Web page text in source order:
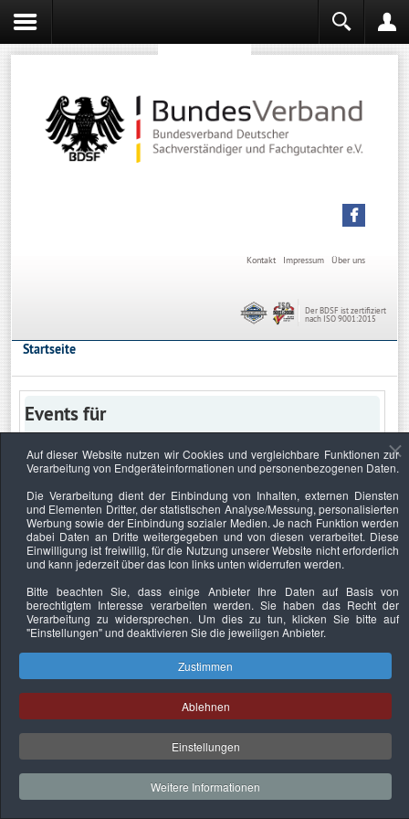
Über uns
Impressum
Kontakt
Der BDSF ist zertifiziert
nach ISO 9001:2015
Startseite
Events für
Keine Termine
Datenschutzerklärung Urheberrechtsnachweise Nachhaltigkeit
Copyright © 2026. Bundesverband Deutscher
Sachverständiger und Fachgutachter e.V..
Auf dieser Website nutzen wir Cookies und vergleichbare Funktionen zur
Verarbeitung von Endgeräteinformationen und personenbezogenen Daten.
Die Verarbeitung dient der Einbindung von Inhalten, externen Diensten
und Elementen Dritter, der statistischen Analyse/Messung, personalisierten
Werbung sowie der Einbindung sozialer Medien. Je nach Funktion werden
dabei Daten an Dritte weitergegeben und von diesen verarbeitet. Diese
Einwilligung ist freiwillig, für die Nutzung unserer Website nicht erforderlich
und kann jederzeit über das Icon links unten widerrufen werden.
Bitte beachten Sie, dass einige Anbieter Ihre Daten auf Basis von
berechtigtem Interesse verarbeiten werden. Sie haben das Recht der
Verarbeitung zu widersprechen. Um dies zu tun, klicken Sie bitte auf
"Einstellungen"und deaktivieren Sie die jeweiligen Anbieter.
Zustimmen
Ablehnen
Einstellungen
Weitere Informationen